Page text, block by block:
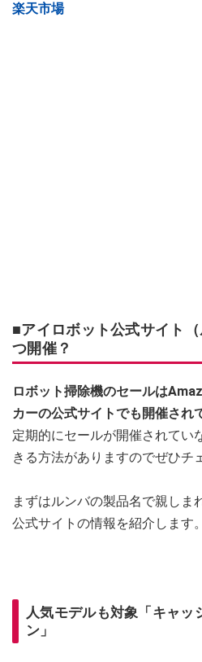
楽天市場
■アイロボット公式サイト
つ開催？
ロボット掃除機のセールは
カーの公式サイトでも開催され
定期的にセールが開催されてい
きる方法がありますのでぜひチ
まずはルンバの製品名で親しま
公式サイトの情報を紹介します。
人気モデルも対象「キャッ
ン」